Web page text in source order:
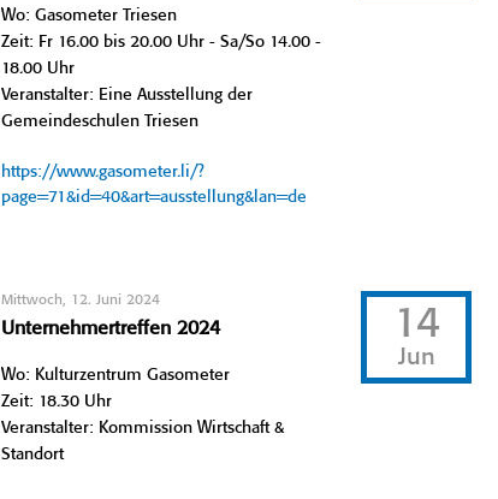
Wo: Gasometer Triesen
Zeit: Fr 16.00 bis 20.00 Uhr - Sa/So 14.00 -
18.00 Uhr
Veranstalter: Eine Ausstellung der
Gemeindeschulen Triesen
https://www.gasometer.li/?
page=71&id=40&art=ausstellung&lan=de
Mittwoch, 12. Juni 2024
Unternehmertreffen 2024
Wo: Kulturzentrum Gasometer
Zeit: 18.30 Uhr
Veranstalter: Kommission Wirtschaft &
Standort
14
Jun